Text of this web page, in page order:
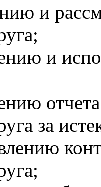
и
и
за